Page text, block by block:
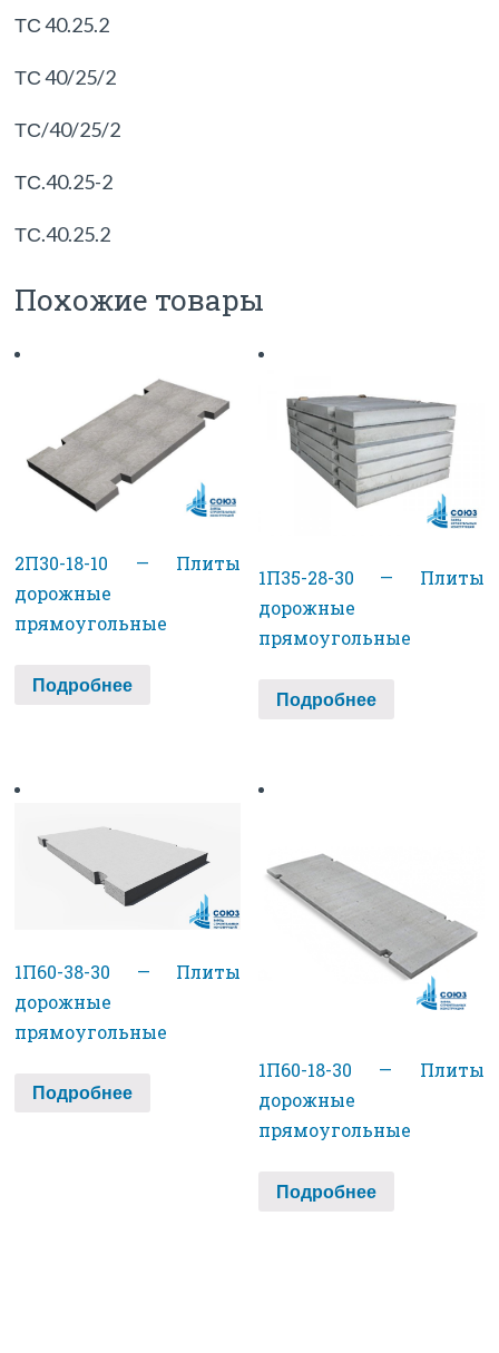
ТС 40.25.2
ТС 40/25/2
ТС/40/25/2
ТС.40.25-2
ТС.40.25.2
Похожие товары
2П30-18-10 — Плиты
дорожные
прямоугольные
Подробнее
1П35-28-30 — Плиты
дорожные
прямоугольные
Подробнее
1П60-38-30 — Плиты
дорожные
прямоугольные
Подробнее
1П60-18-30 — Плиты
дорожные
прямоугольные
Подробнее